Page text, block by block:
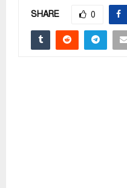
SHARE 0